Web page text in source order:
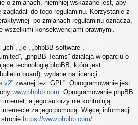
o zmianach, niemniej wskazane jest, aby
do tego regulaminu. Korzystanie z
po zmianach regulaminu oznacza,
wszelkimi konsekwencjami prawnymi.
„je”, „phpBB software”,
„phpBB Teams” działają w oparciu o
technologię phpBB, która jest
board), wydane na licencji „
v2” zwanej też „GPL”. Oprogramowanie jest
www.phpbb.com . Oprogramowanie phpBB
internet, a jego autorzy nie kontrolują
za jego pomocą. Więcej informacji
https://www.phpbb.com/